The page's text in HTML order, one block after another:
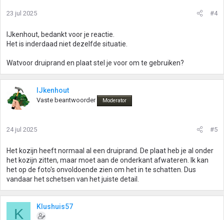
23 jul 2025 #4
IJkenhout, bedankt voor je reactie.
Het is inderdaad niet dezelfde situatie.
Watvoor druiprand en plaat stel je voor om te gebruiken?
IJkenhout
Vaste beantwoorder Moderator
24 jul 2025 #5
Het kozijn heeft normaal al een druiprand. De plaat heb je al onder
het kozijn zitten, maar moet aan de onderkant afwateren. Ik kan
het op de foto's onvoldoende zien om het in te schatten. Dus
vandaar het schetsen van het juiste detail.
K Klushuis57